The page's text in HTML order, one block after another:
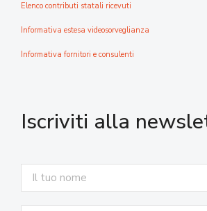
Elenco contributi statali ricevuti
Informativa estesa videosorveglianza
Informativa fornitori e consulenti
Iscriviti alla